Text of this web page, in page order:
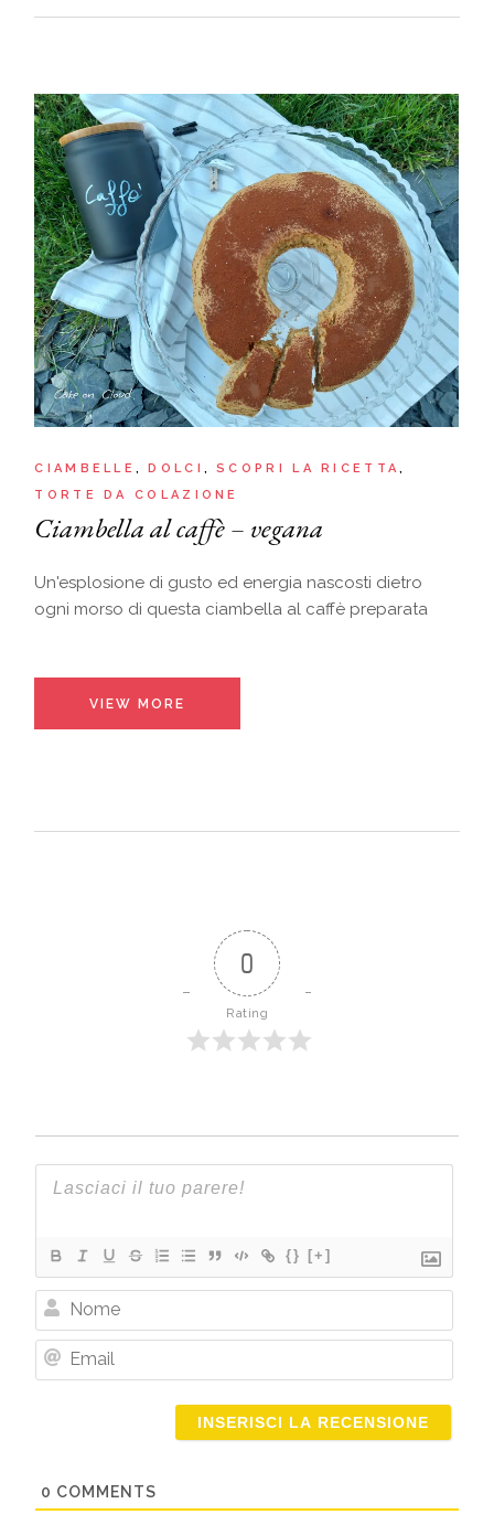
CIAMBELLE DOLCI
SCOPRI LA RICETTA
TORTE DA COLAZIONE
Ciambella al caffè – vegana
Un'esplosione di gusto ed energia nascosti dietro
ogni morso di questa ciambella al caffè preparata
VIEW MORE
0
Rating
{} [+]
Nome
0 COMMENTS